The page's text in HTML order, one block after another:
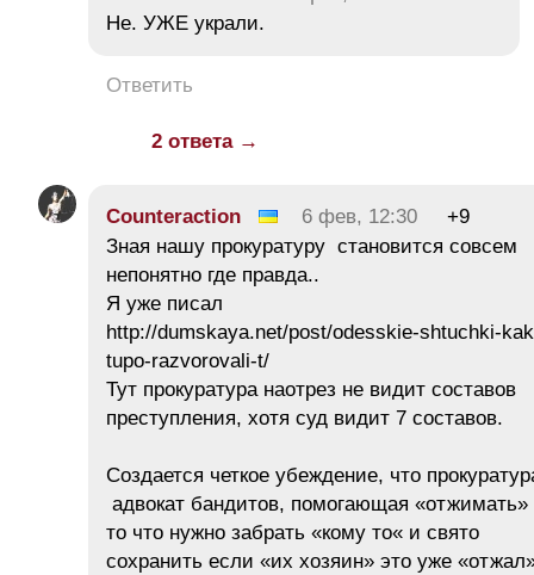
Не. УЖЕ украли.
Ответить
2 ответа →
Counteraction 6 фев, 12:30
+9
Зная нашу прокуратуру становится совсем
непонятно где правда..
Я уже писал
http://dumskaya.net/post/odesskie-shtuchki-
tupo-razvorovali-t/
Тут прокуратура наотрез не видит составов
преступления, хотя суд видит 7 составов.
Создается четкое убеждение, что
адвокат бандитов, помогающая «отжимать»
то что нужно забрать «кому то« и свято
сохранить если «их хозяин» это уже